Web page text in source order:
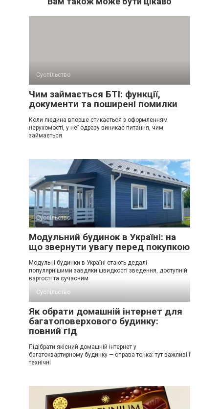
Суспільство
Чим займається БТІ: функції,
документи та поширені помилки
Коли людина вперше стикається з оформленням
нерухомості, у неї одразу виникає питання, чим
займається
Суспільство
Модульний будинок в Україні: на
що звернути увагу перед покупкою
Модульні будинки в Україні стають дедалі
популярнішими завдяки швидкості зведення, доступній
вартості та сучасним
Суспільство
Як обрати домашній інтернет для
багатоповерхового будинку:
повний гід
Підібрати якісний домашній інтернет у
багатоквартирному будинку — справа тонка: тут важливі і
технічні